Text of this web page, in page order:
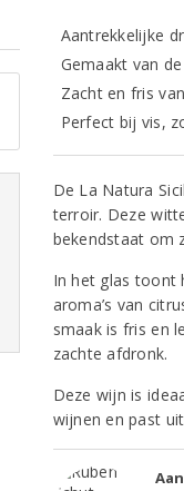
Aantrekkelijke
Gemaakt van
Zacht en fris
Perfect bij vis,
De La Natura
terroir. Deze
bekendstaat om
In het glas toont
aroma’s van
smaak is fris en
zachte afdronk.
Deze wijn is
wijnen en past